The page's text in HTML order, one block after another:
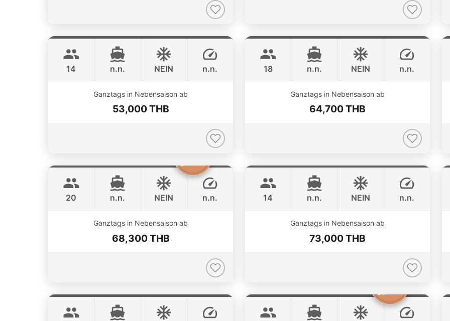
NAUTITECH 40FT
ONLINE AVAILABILITY
14 n.n. NEIN n.n.
Ganztags in Nebensaison ab
53,000 THB
SUNNAV 39FT
18 n.n. NEIN n.n.
Ganztags in Nebensaison ab
64,700 THB
GRAND BANKS 54FT
ONLINE AVAILABILITY
20 n.n. NEIN n.n.
Ganztags in Nebensaison ab
68,300 THB
STEALTH - ASIA CATAMARANS 44FT
ONLINE AVAILABILITY
14 n.n. NEIN n.n.
Ganztags in Nebensaison ab
73,000 THB
AQUILA 36FT KING YACHT 72FT